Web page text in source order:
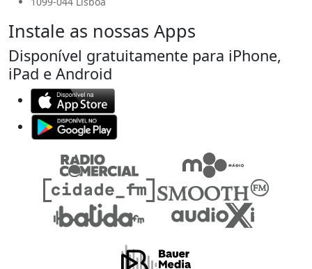
Instale as nossas Apps
Disponível gratuitamente para iPhone,
iPad e Android